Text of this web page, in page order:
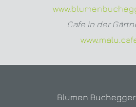
Cafe in der
Blumen Buchegger